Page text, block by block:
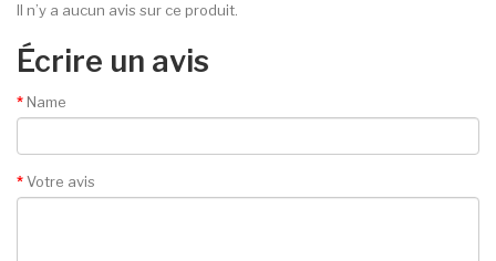
Il n’y a aucun avis sur ce produit.
Écrire un avis
Name
Votre avis